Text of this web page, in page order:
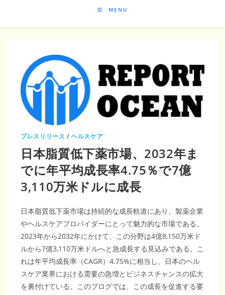
MENU
プレスリリース /ヘルスケア
日本脂質低下薬市場、2032年ま
でに年平均成長率4.75％で7億
3,110万米ドルに成長
日本脂質低下薬市場は持続的な成長軌道にあり、製薬企業
やヘルスケアプロバイダーにとって魅力的な市場である。
2023年から2032年にかけて、この分野は4億8,150万米ド
ルから7億3,110万米ドルへと急成長する見込みである。こ
れは年平均成長率（CAGR）4.75%に相当し、日本のヘル
スケア業界における需要の急増とビジネスチャンスの拡大
を裏付けている。このブログでは、この成長を促進する要